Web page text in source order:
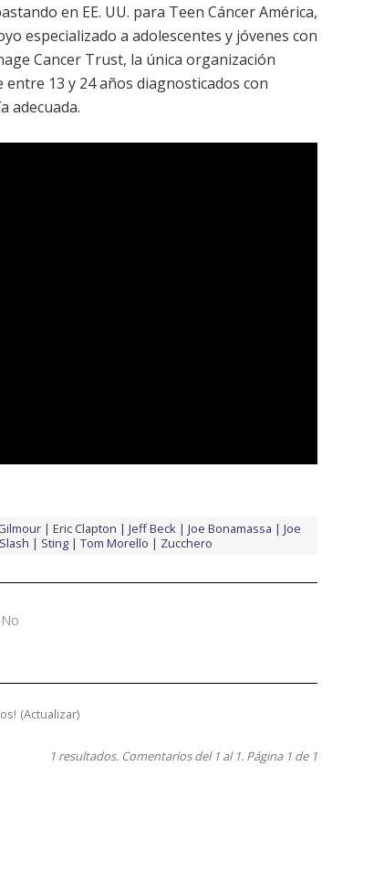
en EE. UU. para Teen Cáncer América,
especializado a adolescentes y jóvenes con
Cancer Trust, la única organización
13 y 24 años diagnosticados con
adecuada.
Eric Clapton Jeff Beck Joe Bonamassa
Joe
Slash Sting Tom Morello Zucchero
No
(Actualizar)
1 resultados. Comentarios del 1 al 1. Página 1 de 1